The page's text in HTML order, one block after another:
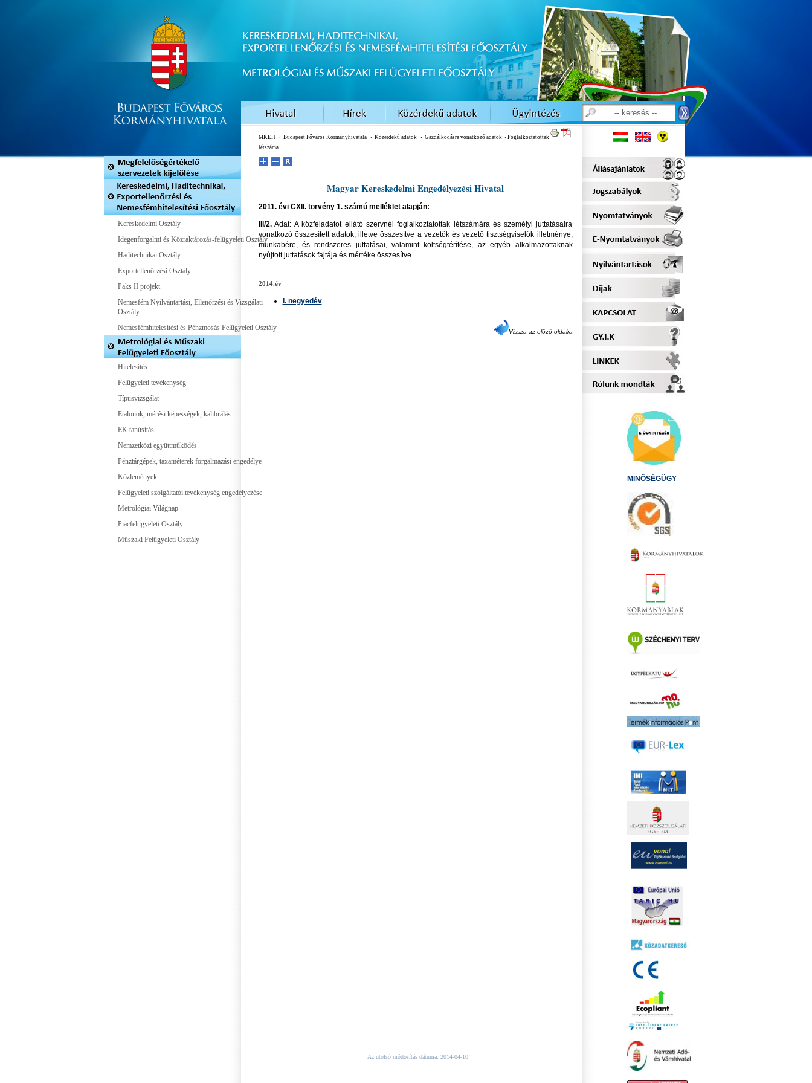
Kereskedelmi Osztály
Idegenforgalmi és Közraktározás-felügyeleti Osztály
Haditechnikai Osztály
Exportellenőrzési Osztály
Paks II projekt
Nemesfém Nyilvántartási, Ellenőrzési és Vizsgálati
Osztály
Nemesfémhitelesítési és Pénzmosás Felügyeleti Osztály
Hitelesítés
Felügyeleti tevékenység
Típusvizsgálat
Etalonok, mérési képességek, kalibrálás
EK tanúsítás
Nemzetközi együttműködés
Pénztárgépek, taxaméterek forgalmazási engedélye
Közlemények
Felügyeleti szolgáltatói tevékenység engedélyezése
Metrológiai Világnap
Piacfelügyeleti Osztály
Műszaki Felügyeleti Osztály
MKEH » Budapest Főváros Kormányhivatala » Közerdekű adatok » Gazdálkodásra vonatkozó adatok» Foglalkoztatottak
létszáma
Magyar Kereskedelmi Engedélyezési Hivatal
2011. évi CXII. törvény 1. számú melléklet alapján:
III/2.Adat: A közfeladatot ellátó szervnél foglalkoztatottak létszámára és személyi juttatásaira
vonatkozó összesített adatok, illetve összesítve a vezetők és vezető tisztségviselők illetménye,
munkabére, és rendszeres juttatásai, valamint költségtérítése, az egyéb alkalmazottaknak
nyújtott juttatások fajtája és mértéke összesítve.
2014.év
I. negyedév
Vissza az előző oldalra
Az utolsó módosítás dátuma: 2014-04-10
MINŐSÉGÜGY